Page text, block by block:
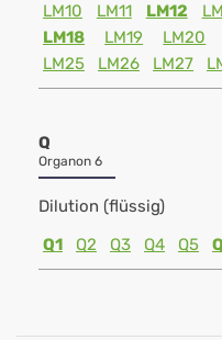
LM10
LM11 LM12
LM18
LM19 LM20
LM25
LM26 LM27
Q
Organon 6
Dilution (flüssig)
Q1
Q2 Q3 Q4 Q5